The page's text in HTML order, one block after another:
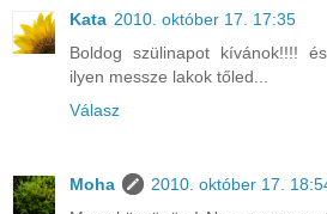
Kata 2010. október 17. 17:35
Boldog szülinapot kívánok!!!!
ilyen messze lakok tőled...
Válasz
Moha
2010. október 17.